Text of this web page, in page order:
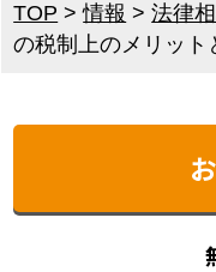
TOP >情報 >法律
の税制上のメリット